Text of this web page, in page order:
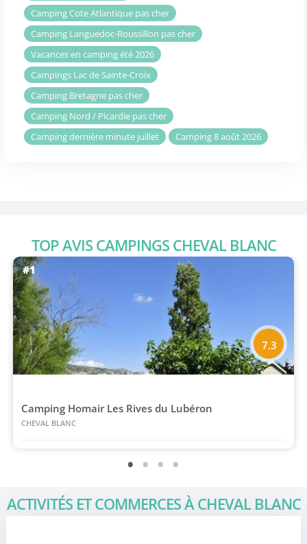
Camping Cote Atlantique pas cher
Camping Languedoc-Roussillon pas cher
Vacances en camping été 2026
Campings Lac de Sainte-Croix
Camping Bretagne pas cher
Camping Nord / Picardie pas cher
Camping dernière minute juillet
Camping 8 août 2026
TOP AVIS CAMPINGS CHEVAL BLANC
#1
Camping Homair Les Rives du Lubéron
CHEVAL BLANC
7.3
ACTIVITÉS ET COMMERCES À CHEVAL BLANC